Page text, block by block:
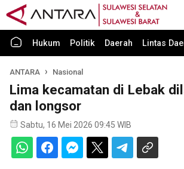
Hukum Politik Daerah Lintas
ANTARA Nasional
Lima kecamatan di Lebak
dan longsor
Sabtu, 16 Mei 2026 09:45 WIB